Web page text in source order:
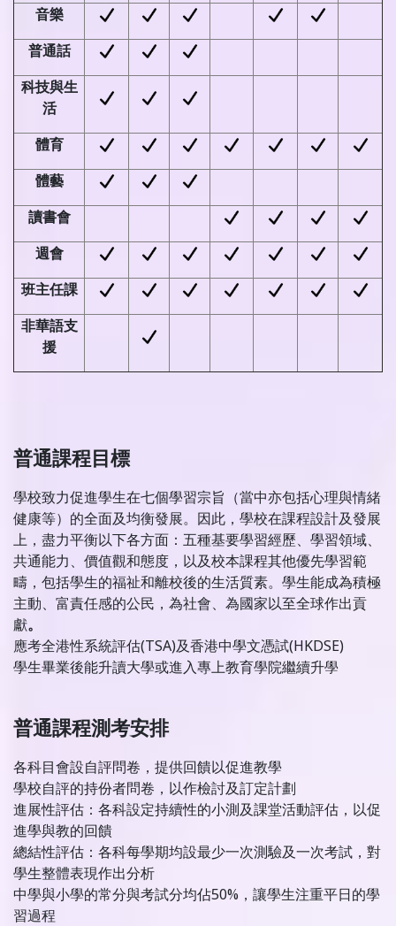
音樂
普通話
科技與生
活
體育
體藝
讀書會
週會
班主任課
非華語支
援
普通課程目標
學校致力促進學生在七個學習宗旨（當中亦包括心理與情緒
健康等）的全面及均衡發展。因此，學校在課程設計及發展
上，盡力平衡以下各方面：五種基要學習經歷、學習領域、
共通能力、價值觀和態度，以及校本課程其他優先學習範
疇，包括學生的福祉和離校後的生活質素。學生能成為積極
主動、富責任感的公民，為社會、為國家以至全球作出貢
獻。
應考全港性系統評估(TSA)及香港中學文憑試(HKDSE)
學生畢業後能升讀大學或進入專上教育學院繼續升學
普通課程測考安排
各科目會設自評問卷，提供回饋以促進教學
學校自評的持份者問卷，以作檢討及訂定計劃
進展性評估：各科設定持續性的小測及課堂活動評估，以促
進學與教的回饋
總結性評估：各科每學期均設最少一次測驗及一次考試，對
學生整體表現作出分析
中學與小學的常分與考試分均佔50%，讓學生注重平日的學
習過程